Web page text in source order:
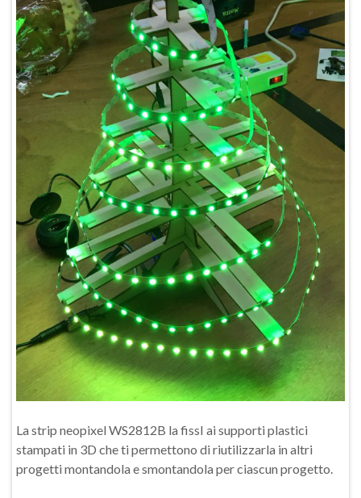
La strip neopixel WS2812B la fissI ai supporti plastici
stampati in 3D che ti permettono di riutilizzarla in altri
progetti montandola e smontandola per ciascun progetto.